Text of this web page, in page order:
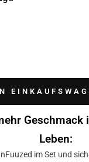
Geschmack
Leben:
im Set und